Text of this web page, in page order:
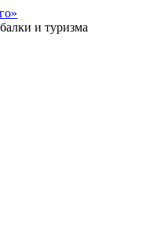
и туризма